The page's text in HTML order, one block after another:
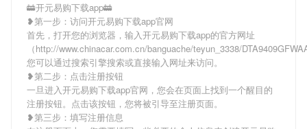
🚋开元易购下载app🚋
❥第一步：访问开元易购下载app官网
首先，打开您的浏览器，输入开元易购下载app的官方网址
（http://www.chinacar.com.cn/banguache/teyun_3338/
您可以通过搜索引擎搜索或直接输入网址来访问。
❥第二步：点击注册按钮
一旦进入开元易购下载app官网，您会在页面上找到一个醒目的
注册按钮。点击该按钮，您将被引导至注册页面。
❥第三步：填写注册信息